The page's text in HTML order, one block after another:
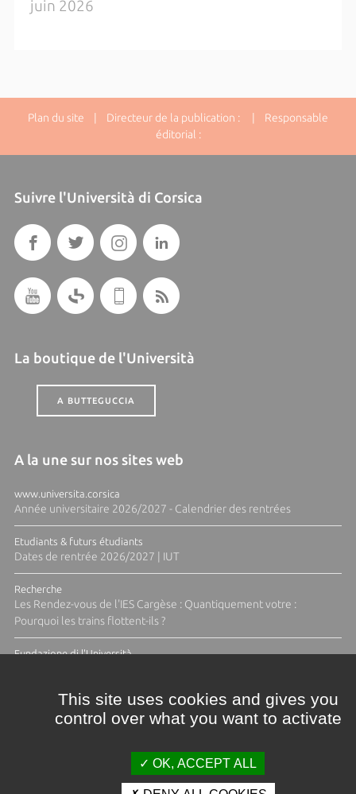
juin 2026
Plan du site | Directeur de la publication : | Responsable
éditorial :
Suivre l'Università di Corsica
La boutique de l'Università
A BUTTEGUCCIA
A la une sur nos sites web
www.universita.corsica
Année universitaire 2026/2027 - Calendrier des rentrées
Etudiants & futurs étudiants
Dates de rentrée 2026/2027 | IUT
Recherche
Les Rendez-vous de l'IES Cargèse : Quantiquement votre :
Pourquoi les trains flottent-ils ?
Fundazione di l'Università
This site uses cookies and gives you
control over what you want to activate
OK, ACCEPT ALL